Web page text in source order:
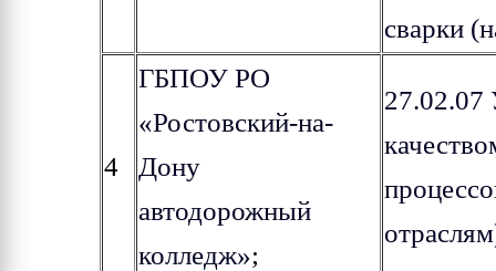
сварки
4
ГБПОУ РО
«Ростовский-на-
Дону
автодорожный
колледж»;
27.02.07